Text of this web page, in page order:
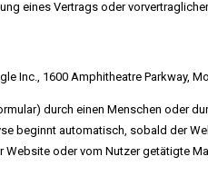
eines Vertrags oder
Inc., 1600 Amphitheatre Parkway,
durch einen Menschen oder
beginnt automatisch, sobald der
oder vom Nutzer getätigte